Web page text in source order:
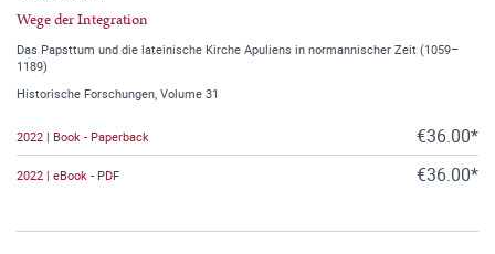
Wege der Integration
Das Papsttum und die lateinische Kirche Apuliens in normannischer Zeit (1059–
1189)
Historische Forschungen, Volume 31
2022 | Book - Paperback €36.00*
2022 | eBook - PDF €36.00*